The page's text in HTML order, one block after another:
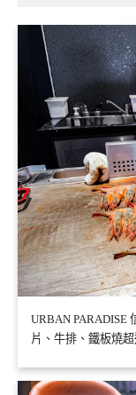
URBAN PARADISE
片、牛排、鐵板燒